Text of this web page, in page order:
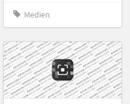
Medien